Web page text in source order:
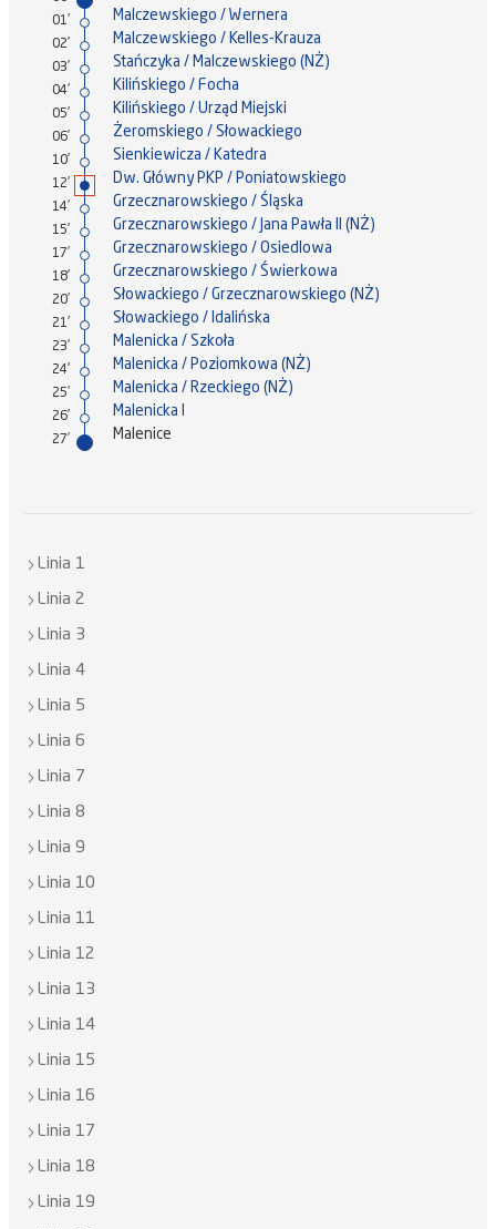
01' Malczewskiego / Wernera
02' Malczewskiego / Kelles-Krauza
03' Stańczyka / Malczewskiego (NŻ)
04' Kilińskiego / Focha
05' Kilińskiego / Urząd Miejski
06' Żeromskiego / Słowackiego
10' Sienkiewicza / Katedra
12' Dw. Główny PKP / Poniatowskiego
14' Grzecznarowskiego / Śląska
15' Grzecznarowskiego / Jana Pawła II (NŻ)
17' Grzecznarowskiego / Osiedlowa
18' Grzecznarowskiego / Świerkowa
20' Słowackiego / Grzecznarowskiego (NŻ)
21' Słowackiego / Idalińska
23' Malenicka / Szkoła
24' Malenicka / Poziomkowa (NŻ)
25' Malenicka / Rzeckiego (NŻ)
26' Malenicka I
27' Malenice
Linia 1
Linia 2
Linia 3
Linia 4
Linia 5
Linia 6
Linia 7
Linia 8
Linia 9
Linia 10
Linia 11
Linia 12
Linia 13
Linia 14
Linia 15
Linia 16
Linia 17
Linia 18
Linia 19